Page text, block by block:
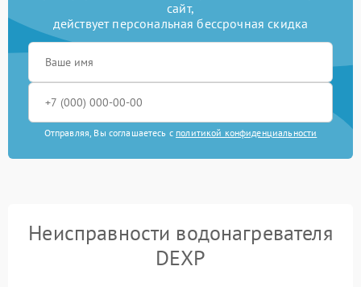
сайт,
действует персональная бессрочная скидка
Отправляя, Вы соглашаетесь с политикой конфиденциальности
Неисправности водонагревателя
DEXP